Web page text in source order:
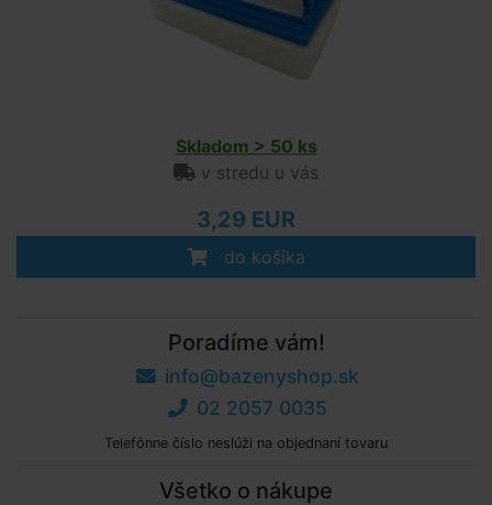
Skladom > 50 ks
v stredu u vás
3,29 EUR
do košíka
Poradíme vám!
info@bazenyshop.sk
02 2057 0035
Telefónne číslo neslúži na objednaní tovaru
Všetko o nákupe